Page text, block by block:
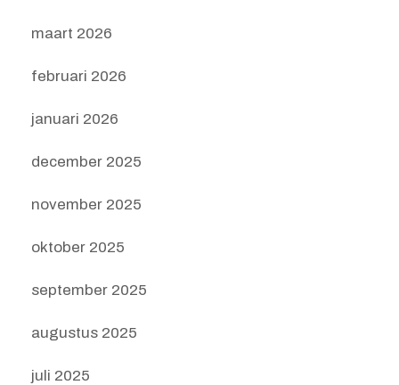
maart 2026
februari 2026
januari 2026
december 2025
november 2025
oktober 2025
september 2025
augustus 2025
juli 2025